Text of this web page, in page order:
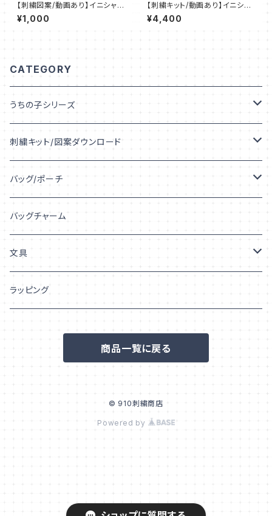
【刺繍図案/動画あり】イニシャル
デコ 刺繍 IDEable LIGHT 猫
と春の花：IDL_P02
¥1,000
【刺繍キット/動画あり】イニシャ
ル デコ 刺繍 IDEable LIGHT
クリスマス’24：IDL_K01
¥4,400
CATEGORY
うちの子シリーズ
うちの子デザイン
うちの子シルエット
うちの子プリント
うちの子「柄」
刺繍キット/図案ダウンロード
キット
図案ダウンロード
バッグ/ポーチ
トートバッグ
巾着
ポーチ
バッグチャーム
文具
シール/ステッカー
ラッピング
商品一覧に戻る
© 910刺繍商店
Powered by